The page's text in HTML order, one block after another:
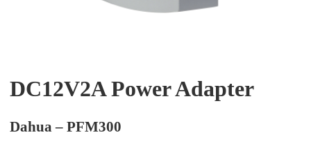
DC12V2A Power Adapter
Dahua – PFM300